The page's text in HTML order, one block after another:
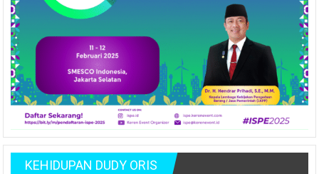
KEHIDUPAN DUDY ORIS